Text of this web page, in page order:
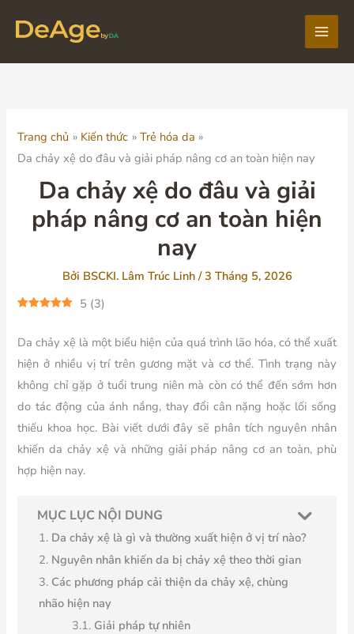
Main
Trang chủ Kiến thức
Trẻ hóa da
Da chảy xệ do đâu và giải pháp nâng cơ an toàn hiện nay
Da chảy xệ do đâu và giải
pháp nâng cơ an toàn hiện
nay
Bởi BSCKI. Lâm Trúc Linh/3 Tháng 5, 2026
5 (3)
Da chảy xệ là một biểu hiện của quá trình lão hóa, có thể xuất
hiện ở nhiều vị trí trên gương mặt và cơ thể. Tình trạng này
không chỉ gặp ở tuổi trung niên mà còn có thể đến sớm hơn
do tác động của ánh nắng, thay đổi cân nặng hoặc lối sống
thiếu khoa học. Bài viết dưới đây sẽ phân tích nguyên nhân
khiến da chảy xệ và những giải pháp nâng cơ an toàn, phù
hợp hiện nay.
MỤC LỤC NỘI DUNG
Da chảy xệ là gì và thường xuất hiện ở vị trí nào?
Nguyên nhân khiến da bị chảy xệ theo thời gian
Các phương pháp cải thiện da chảy xệ, chùng
nhão hiện nay
Giải pháp tự nhiên